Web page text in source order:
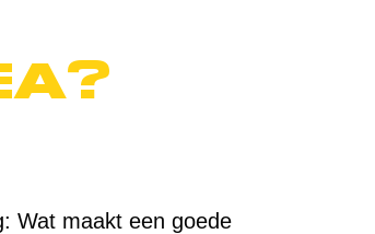
Wat maakt een goede